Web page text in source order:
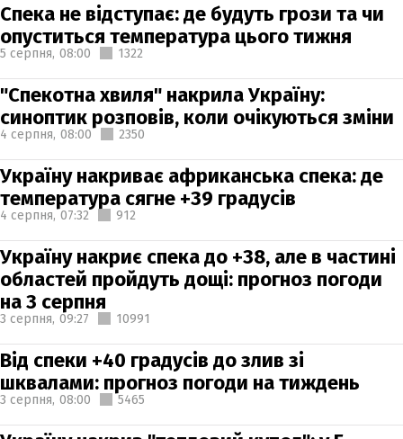
Спека не відступає: де будуть грози та чи
опуститься температура цього тижня
5 серпня, 08:00 1322
"Спекотна хвиля" накрила Україну:
синоптик розповів, коли очікуються зміни
4 серпня, 08:00 2350
Україну накриває африканська спека: де
температура сягне +39 градусів
4 серпня, 07:32 912
Україну накриє спека до +38, але в частині
областей пройдуть дощі: прогноз погоди
на 3 серпня
3 серпня, 09:27 10991
Від спеки +40 градусів до злив зі
шквалами: прогноз погоди на тиждень
3 серпня, 08:00 5465